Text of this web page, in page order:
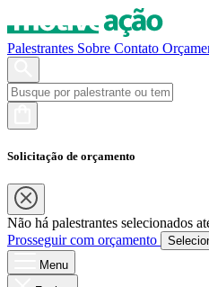
Palestrantes Sobre Contato
Solicitação de orçamento
Não há palestrantes selecionados
Prosseguir com orçamento
Menu